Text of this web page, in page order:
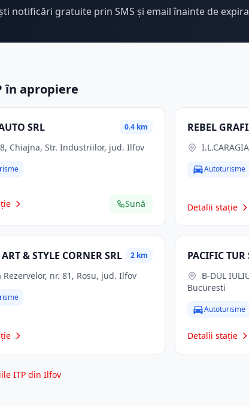
notificări gratuite prin SMS și email înainte de
în apropiere
SRL 0.4 km
Chiajna, Str. Industriilor, jud. Ilfov
Sună
REBEL
Autoturisme
Detalii stație
& STYLE CORNER SRL 2 km
Rezervelor, nr. 81, Rosu, jud. Ilfov
PACIFIC TUR
Bucuresti
Autoturisme
Detalii stație
ITP din Ilfov